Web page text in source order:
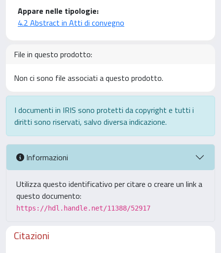
Appare nelle tipologie:
4.2 Abstract in Atti di convegno
File in questo prodotto:
Non ci sono file associati a questo prodotto.
I documenti in IRIS sono protetti da copyright e tutti i
diritti sono riservati, salvo diversa indicazione.
Informazioni
Utilizza questo identificativo per citare o creare un link a
questo documento:
https://hdl.handle.net/11388/52917
Citazioni